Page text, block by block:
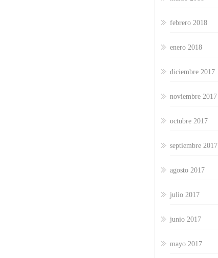
febrero 2018
enero 2018
diciembre 2017
noviembre 2017
octubre 2017
septiembre 2017
agosto 2017
julio 2017
junio 2017
mayo 2017